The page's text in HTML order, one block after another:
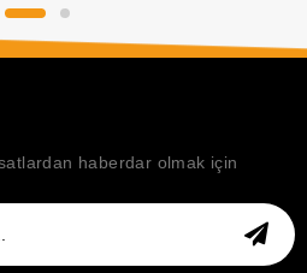
haberdar olmak için